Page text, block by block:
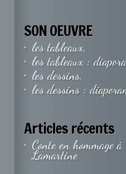
SON OEUVRE
les tableaux,
les tableaux :
les dessins,
les dessins :
Articles récents
Conte en hommage à
Lamartine